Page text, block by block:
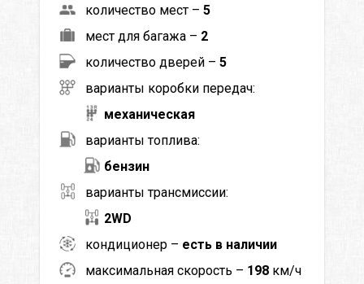
количество мест – 5
мест для багажа – 2
количество дверей – 5
варианты коробки передач:
механическая
варианты топлива:
бензин
варианты трансмиссии:
2WD
кондиционер – есть в наличии
максимальная скорость – 198 км/ч